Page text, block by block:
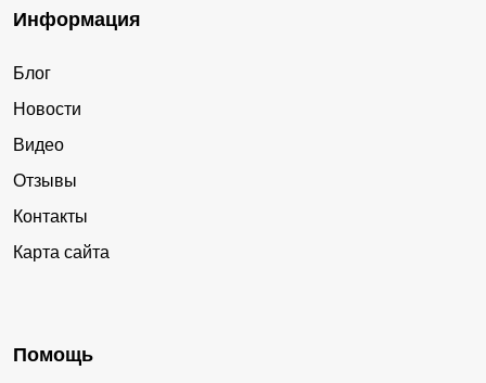
Информация
Блог
Новости
Видео
Отзывы
Контакты
Карта сайта
Помощь